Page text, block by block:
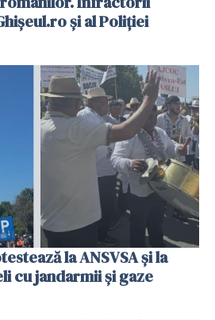
și al Poliției
la ANSVSA și la
cu jandarmii și gaze